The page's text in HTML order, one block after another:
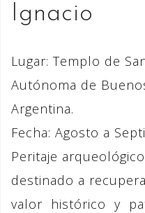
Ignacio
Lugar: Templo de
Autónoma de
Argentina.
Fecha: Agosto a
Peritaje
destinado a
valor histórico y